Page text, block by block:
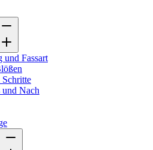
und Fassart
Schritte
und Nach